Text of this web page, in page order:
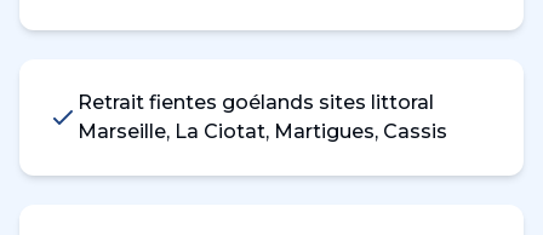
Retrait fientes goélands sites littoral
Marseille, La Ciotat, Martigues, Cassis